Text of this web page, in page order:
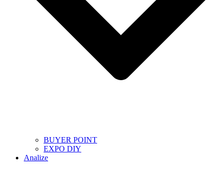
BUYER POINT
EXPO DIY
Analize